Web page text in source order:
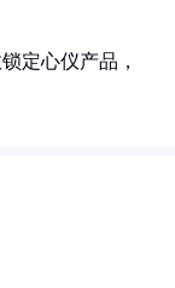
定心仪产品，